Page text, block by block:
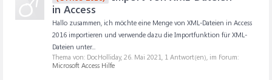
in Access
Hallo zusammen, ich möchte eine Menge von XML-Dateien in Access
2016 importieren und verwende dazu die Importfunktion für XML-
Dateien unter...
Thema von: DocHolliday, 26. Mai 2021, 1 Antwort(en), im Forum:
Microsoft Access Hilfe